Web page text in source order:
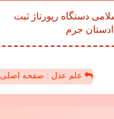
دستگاه رپورتاژ ثبت
جرم
علم عدل : صفحه اصلی